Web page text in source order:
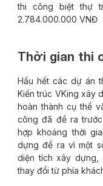
thi công biệt thự
2.784.000.000 VNĐ
Thời gian thi
Hầu hết các dự án
Kiến trúc VKing xây
hoàn thành cụ thể
công đã đề ra
hợp khoảng thời
dựng đề ra vì một
diện tích xây
thay đổi từ phía